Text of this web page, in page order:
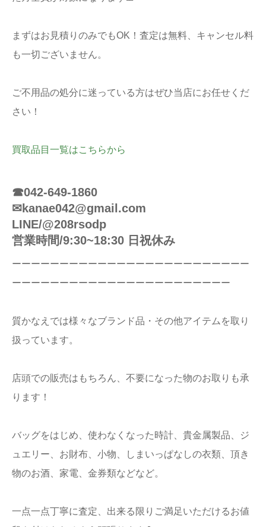
まずはお見積りのみでもOK！査定は無料、キャンセル料
も一切ございません。
ご不用品の処分に迷っている方はぜひ当店にお任せくだ
さい！
買取品目一覧はこちらから
☎042-649-1860
✉kanae042@gmail.com
LINE/@208rsodp
営業時間/9:30~18:30 日祝休み
ーーーーーーーーーーーーーーーーーーーーーーーーー
ーーーーーーーーーーーーーーーーーーーーーーー
質かなえでは様々なブランド品・その他アイテムを取り
扱っています。
店頭での販売はもちろん、不要になった物のお取りも承
ります！
バッグをはじめ、使わなくなった時計、貴金属製品、ジ
ュエリー、お財布、小物、しまいっぱなしの衣類、頂き
物のお酒、家電、金券類などなど。
一点一点丁寧に査定、出来る限りご満足いただけるお値